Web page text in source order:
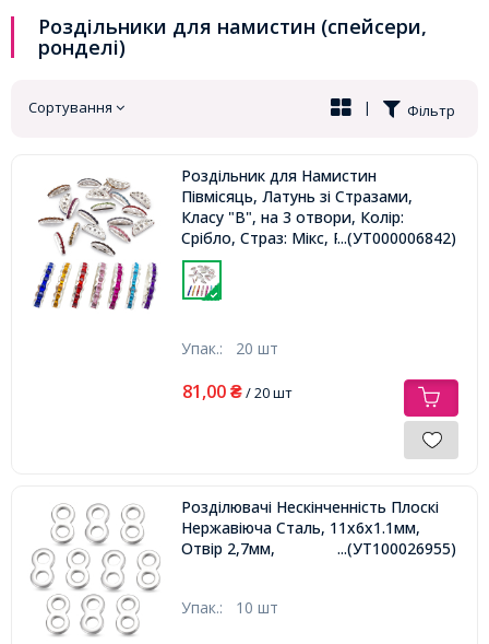
Роздільники для намистин (спейсери,
ронделі)
Сортування Фільтр
|
Роздільник для Намистин
Півмісяць, Латунь зі Стразами,
Класу "В", на 3 отвори, Колір:
Срібло, Страз: Мікс, Розмір: 19х8мм,
Отвір 1-2мм,
...(УТ000006842)
Упак.: 20 шт
81,00 ₴/ 20 шт
Розділювачі Нескінченність Плоскі
Нержавіюча Сталь, 11х6х1.1мм,
Отвір 2,7мм,
...(УТ100026955)
Упак.: 10 шт